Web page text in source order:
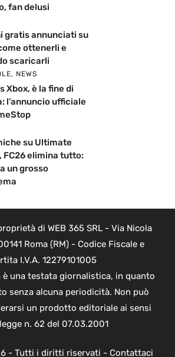
fan delusi
gratis annunciati su
ottenerli e
scaricarli
, NEWS
Xbox, è la fine di
l’annuncio ufficiale
su Ultimate
FC26 elimina tutto:
un grosso
di WEB 365 SRL - Via Nicola
Roma (RM) - Codice Fiscale e
I.V.A. 12279101005
è una testata giornalistica, in quanto
senza alcuna periodicità. Non può
un prodotto editoriale ai sensi
n. 62 del 07.03.2001
- Tutti i diritti riservati - Contattaci